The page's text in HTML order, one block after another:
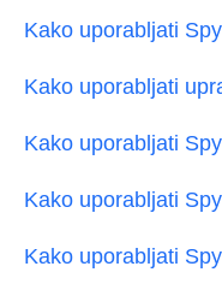
Kako uporabljati
Kako uporabljati
Kako uporabljati
Kako uporabljati
Kako uporabljati